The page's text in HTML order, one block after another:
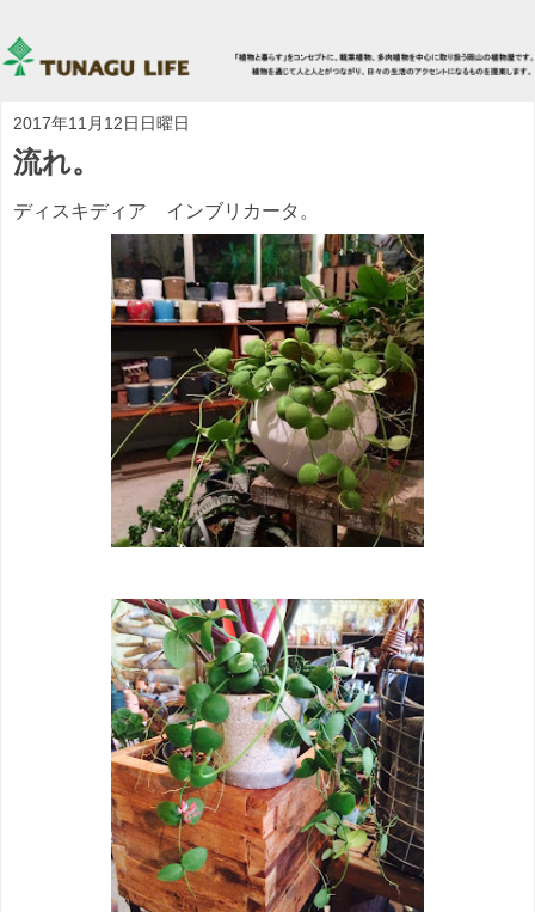
2017年11月12日日曜日
流れ。
ディスキディア インブリカータ。